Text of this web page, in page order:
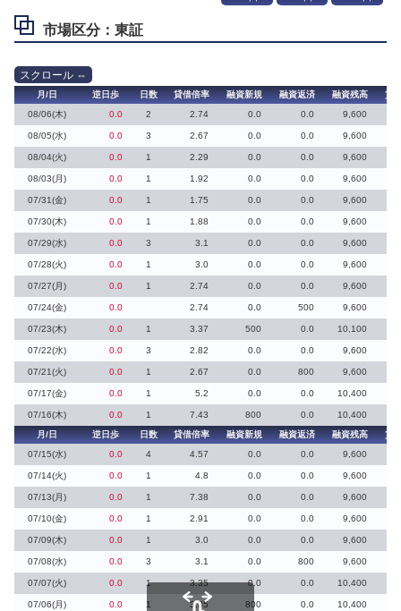
市場区分：東証
月/日 逆日歩 日数 貸借倍率 融資新規 融資返済 融資残高
貸
08/06(木)
0.0 2 2.74 0.0 0.0 9,600
08/05(水) 0.0 3 2.67 0.0 0.0 9,600
08/04(火) 0.0 1 2.29 0.0 0.0 9,600
08/03(月) 0.0 1 1.92 0.0 0.0 9,600
07/31(金) 0.0 1 1.75 0.0 0.0 9,600
07/30(木) 0.0 1 1.88 0.0 0.0 9,600
07/29(水) 0.0 3 3.1 0.0 0.0 9,600
07/28(火) 0.0 1 3.0 0.0 0.0 9,600
07/27(月) 0.0 1 2.74 0.0 0.0 9,600
07/24(金) 0.0 2.74 0.0 500 9,600
07/23(木) 0.0 1 3.37 500 0.0 10,100
07/22(水) 0.0 3 2.82 0.0 0.0 9,600
07/21(火) 0.0 1 2.67 0.0 800 9,600
07/17(金) 0.0 1 5.2 0.0 0.0 10,400
07/16(木) 0.0 1 7.43 800 0.0
10,400
月/日
逆日歩 日数 貸借倍率 融資新規 融資返済 融資残高
貸
07/15(水)
0.0 4 4.57 0.0 0.0 9,600
07/14(火) 0.0 1 4.8 0.0 0.0 9,600
07/13(月) 0.0 1 7.38 0.0 0.0 9,600
07/10(金) 0.0 1 2.91 0.0 0.0 9,600
07/09(木) 0.0 1 3.0 0.0 0.0 9,600
07/08(水) 0.0 3 3.1 0.0 800 9,600
07/07(火) 0.0 1 3.35 0.0 0.0 10,400
07/06(月) 0.0 1 3.35 800 0.0 10,400